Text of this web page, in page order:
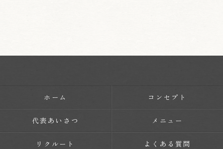
ホーム コンセプト
代表あいさつ メニュー
リクルート よくある質問